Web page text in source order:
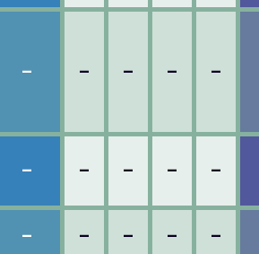
– – – – –
– – – – –
– – – – –